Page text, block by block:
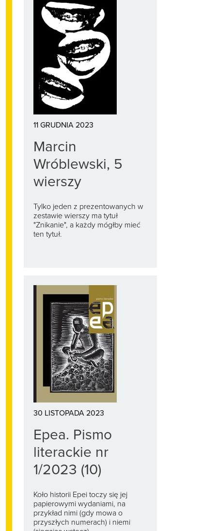
11 GRUDNIA 2023
Marcin
Wróblewski, 5
wierszy
Tylko jeden z prezentowanych w
zestawie wierszy ma tytuł
"Znikanie", a każdy mógłby mieć
ten tytuł.
30 LISTOPADA 2023
Epea. Pismo
literackie nr
1/2023 (10)
Koło historii Epei toczy się jej
papierowymi wydaniami, na
przykład nimi (gdy mowa o
przyszłych numerach) i niemi